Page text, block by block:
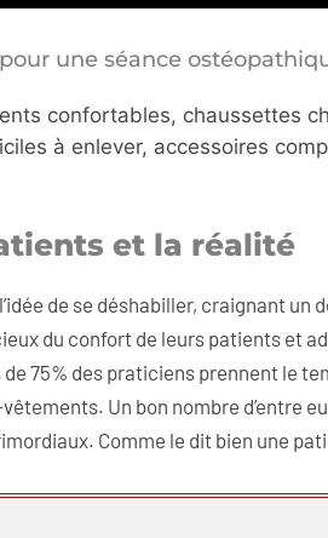
une séance
confortables, chaussettes
à enlever, accessoires
et la réalité
de se déshabiller, craignant un
du confort de leurs patients et
75% des praticiens prennent le
Un bon nombre d’entre
Comme le dit bien une